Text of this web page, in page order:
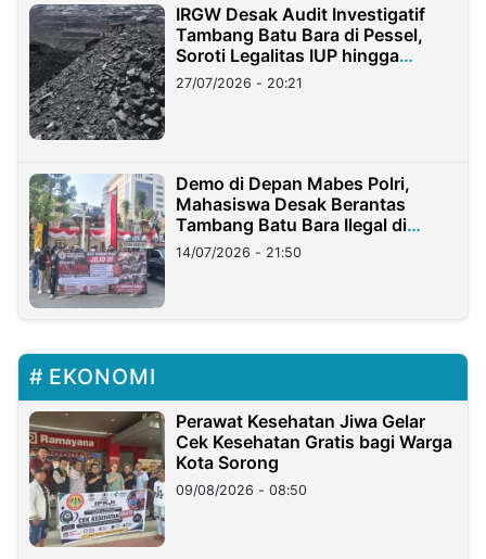
IRGW Desak Audit Investigatif
Tambang Batu Bara di Pessel,
Soroti Legalitas IUP hingga
Stockpile
27/07/2026 - 20:21
Demo di Depan Mabes Polri,
Mahasiswa Desak Berantas
Tambang Batu Bara Ilegal di
Lampung
14/07/2026 - 21:50
EKONOMI
Perawat Kesehatan Jiwa Gelar
Cek Kesehatan Gratis bagi Warga
Kota Sorong
09/08/2026 - 08:50